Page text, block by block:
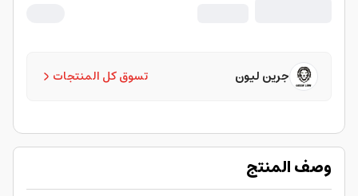
تسوق كل المنتجات جرين ليون
وصف المنتج